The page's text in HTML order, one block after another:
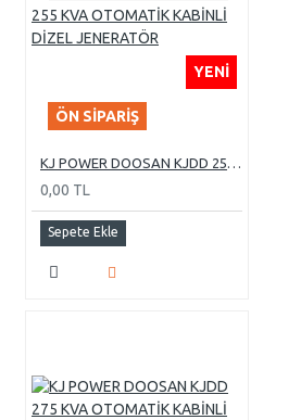
YENI
ÖN SIPARIŞ
KJ POWER DOOSAN KJDD 255 KVA OTOMATİK KABİNLİ DİZEL JENERATÖR
0,00 TL
Sepete Ekle